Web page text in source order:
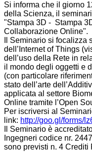
Si informa che il giorno
della Scienza, il
"Stampa 3D - Stampa
Collaborazione Online".
Il Seminario si
dell’Internet of Things
dell’uso della Rete in
il mondo degli oggetti e
(con particolare
stato dell’arte
applicata al settore
Online tramite l’Open
Per iscriversi al
link: http://goo.gl/forms/
Il Seminario è
Ingegneri codice nr.
sono previsti n. 4 Crediti